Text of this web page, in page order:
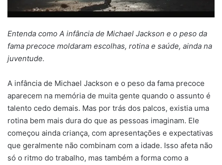
Entenda como A infância de Michael Jackson e o peso da
fama precoce moldaram escolhas, rotina e saúde, ainda na
juventude.
A infância de Michael Jackson e o peso da fama precoce
aparecem na memória de muita gente quando o assunto é
talento cedo demais. Mas por trás dos palcos, existia uma
rotina bem mais dura do que as pessoas imaginam. Ele
começou ainda criança, com apresentações e expectativas
que geralmente não combinam com a idade. Isso afeta não
só o ritmo do trabalho, mas também a forma como a